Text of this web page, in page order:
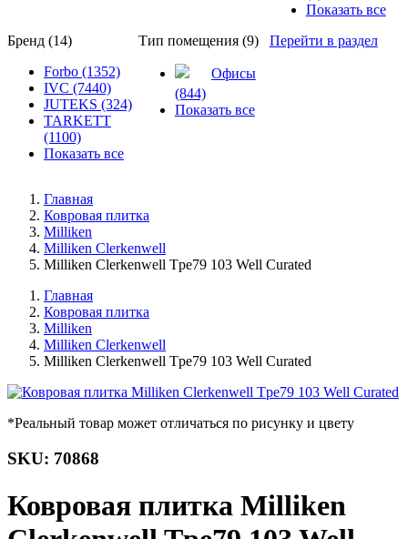
Показать все
Бренд (14)
Forbo (1352)
IVC (7440)
JUTEKS (324)
TARKETT
(1100)
Показать все
Тип помещения (9)
Офисы
(844)
Показать все
Перейти в раздел
Главная
Ковровая плитка
Milliken
Milliken Clerkenwell
Milliken Clerkenwell Tpe79 103 Well Curated
Главная
Ковровая плитка
Milliken
Milliken Clerkenwell
Milliken Clerkenwell Tpe79 103 Well Curated
*Реальный товар может отличаться по рисунку и цвету
SKU: 70868
Ковровая плитка Milliken